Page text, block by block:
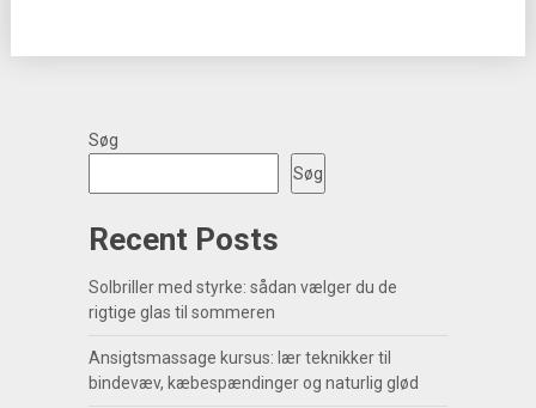
Søg
Søg
Recent Posts
Solbriller med styrke: sådan vælger du de
rigtige glas til sommeren
Ansigtsmassage kursus: lær teknikker til
bindevæv, kæbespændinger og naturlig glød